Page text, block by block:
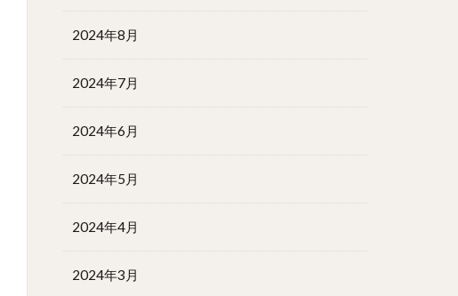
2024年8月
2024年7月
2024年6月
2024年5月
2024年4月
2024年3月